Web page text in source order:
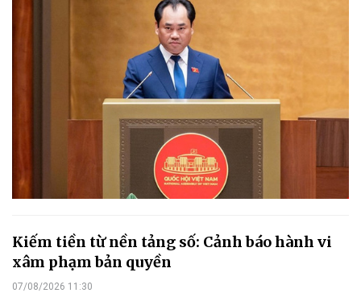
Kiếm tiền từ nền tảng số: Cảnh báo hành vi
xâm phạm bản quyền
07/08/2026 11:30